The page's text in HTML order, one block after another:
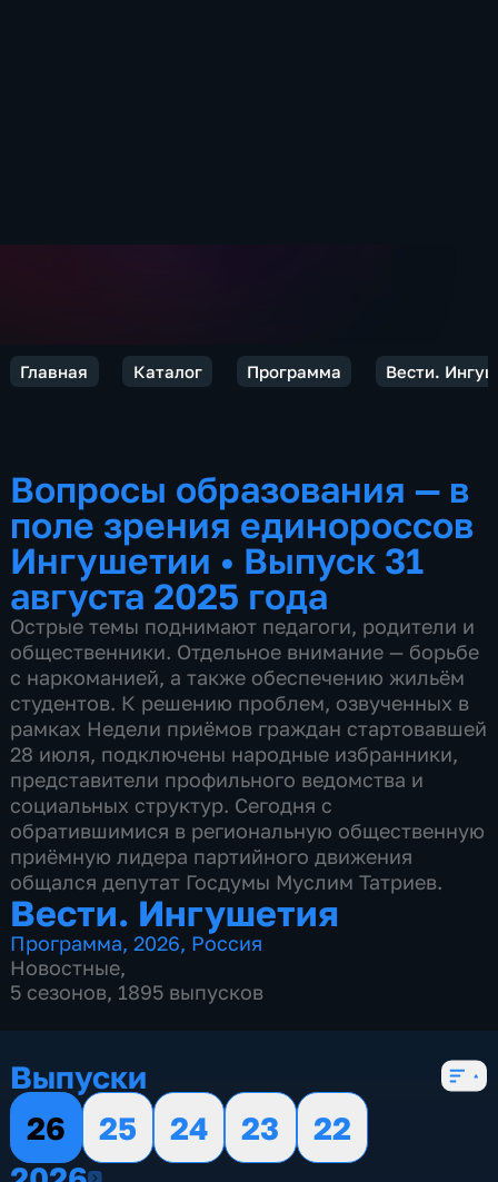
Главная Каталог Программа Вести.
Вопросы образования — в
поле зрения единороссов
Ингушетии • Выпуск 31
августа 2025 года
Острые темы поднимают педагоги, родители и
общественники. Отдельное внимание — борьбе
с наркоманией, а также обеспечению жильём
студентов. К решению проблем, озвученных в
рамках Недели приёмов граждан стартовавшей
28 июля, подключены народные избранники,
представители профильного ведомства и
социальных структур. Сегодня с
обратившимися в региональную общественную
приёмную лидера партийного движения
общался депутат Госдумы Муслим Татриев.
Вести. Ингушетия
Программа,2026, Россия
Новостные,
5 сезонов, 1895 выпусков
Выпуски
26
25 24 23
22